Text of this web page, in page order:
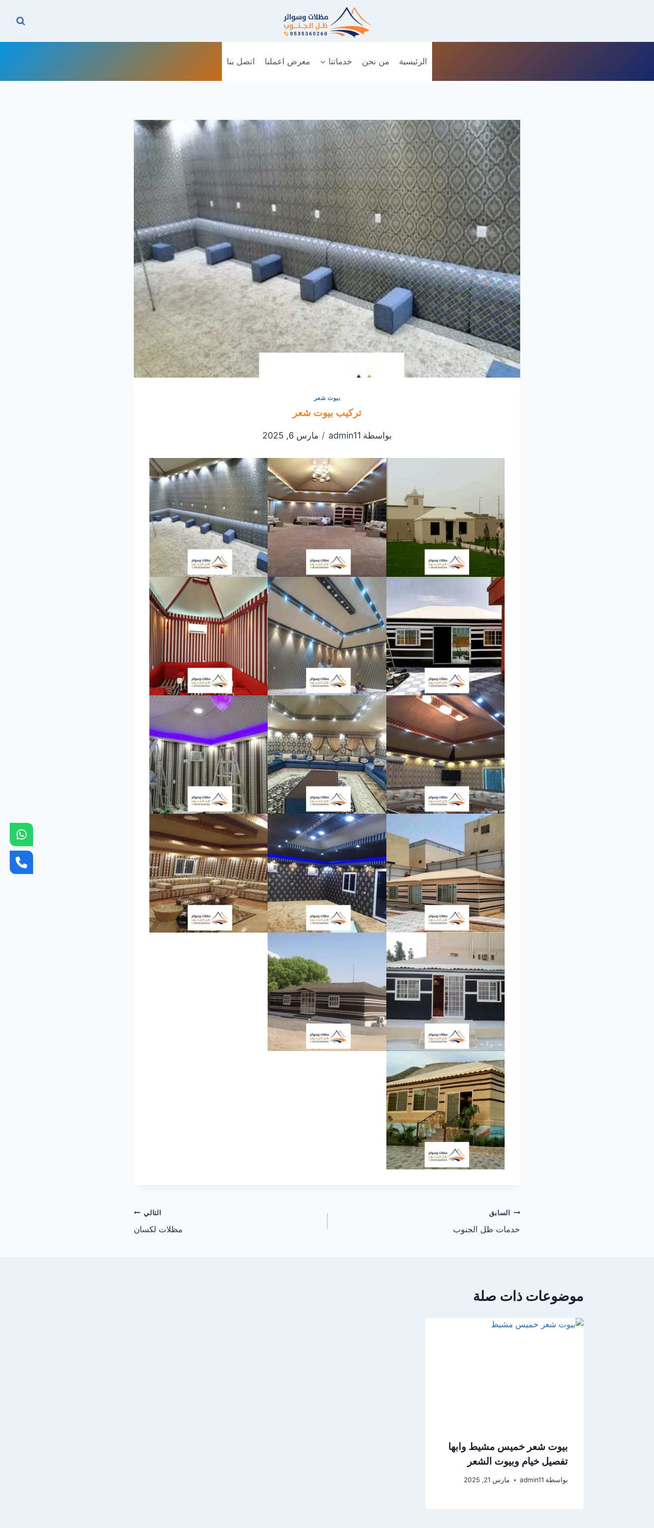
الرئيسية من نحن خدماتنا معرض اعملنا اتصل بنا
بيوت شعر
تركيب بيوت شعر
بواسطة admin11 مارس 6, 2025
تصفّح
المقالات
السابق
خدمات ظل الجنوب
التالي
مظلات لكسان
موضوعات ذات صلة
بيوت شعر خميس مشيط وابها
تفصيل خيام وبيوت الشعر
بواسطة admin11 مارس 21, 2025